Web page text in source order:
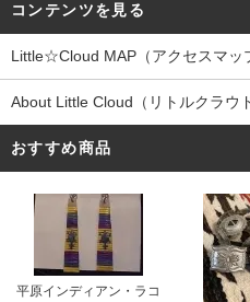
コンテンツを見る
Little☆Cloud MAP（アクセスマッ
About Little Cloud（リトルクラウ
おすすめ商品
平原インディアン・ラコ